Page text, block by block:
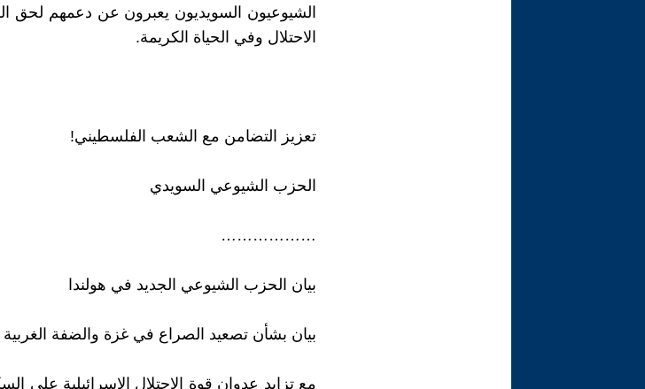
الشيوعيون السويديون يعبرون عن دعمهم
الاحتلال وفي الحياة الكريمة.
تعزيز التضامن مع الشعب الفلسطيني!
الحزب الشيوعي السويدي
………………
بيان الحزب الشيوعي الجديد في هولندا
بيان بشأن تصعيد الصراع في غزة والضفة الغربية
مع تزايد عدوان قوة الاحتلال الإسرائيلية على